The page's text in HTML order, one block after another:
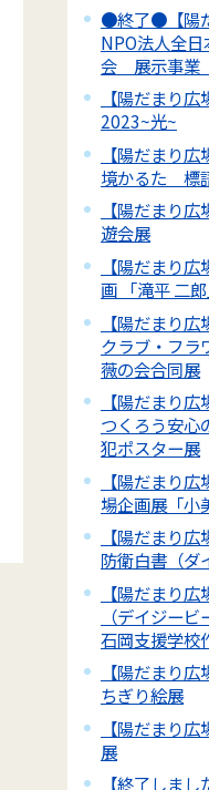
●終了●【陽
NPO法人全
会 展示事業
【陽だまり
2023~光~
【陽だまり
境かるた 標
【陽だまり
遊会展
【陽だまり
画 「滝平 二
【陽だまり
クラブ・フラ
薇の会合同展
【陽だまり
つくろう安
犯ポスター展
【陽だまり
場企画展「小
【陽だまり
防衛白書（ダ
【陽だまり
（デイジー
石岡支援学校
【陽だまり
ちぎり絵展
【陽だまり
展
【終了しま